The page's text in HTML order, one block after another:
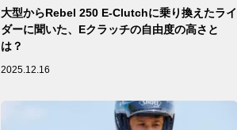
大型からRebel 250 E-Clutchに乗り換えたライ
ダーに聞いた、Eクラッチの自由度の高さと
は？
2025.12.16